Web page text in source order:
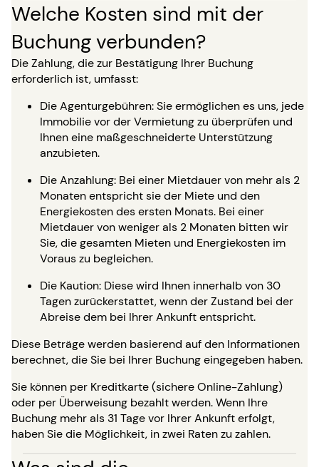
Welche Kosten sind mit der
Buchung verbunden?
Die Zahlung, die zur Bestätigung Ihrer Buchung
erforderlich ist, umfasst:
Die Agenturgebühren: Sie ermöglichen es uns, jede
Immobilie vor der Vermietung zu überprüfen und
Ihnen eine maßgeschneiderte Unterstützung
anzubieten.
Die Anzahlung: Bei einer Mietdauer von mehr als 2
Monaten entspricht sie der Miete und den
Energiekosten des ersten Monats. Bei einer
Mietdauer von weniger als 2 Monaten bitten wir
Sie, die gesamten Mieten und Energiekosten im
Voraus zu begleichen.
Die Kaution: Diese wird Ihnen innerhalb von 30
Tagen zurückerstattet, wenn der Zustand bei der
Abreise dem bei Ihrer Ankunft entspricht.
Diese Beträge werden basierend auf den Informationen
berechnet, die Sie bei Ihrer Buchung eingegeben haben.
Sie können per Kreditkarte (sichere Online-Zahlung)
oder per Überweisung bezahlt werden. Wenn Ihre
Buchung mehr als 31 Tage vor Ihrer Ankunft erfolgt,
haben Sie die Möglichkeit, in zwei Raten zu zahlen.